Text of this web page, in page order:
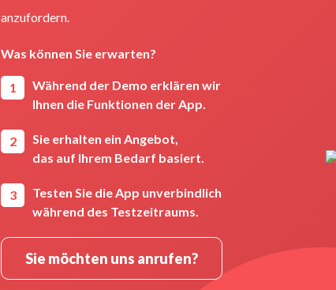
anzufordern.
Was können Sie erwarten?
Während der Demo erklären wir
Ihnen die Funktionen der App.
Sie erhalten ein Angebot,
das auf Ihrem Bedarf basiert.
Testen Sie die App unverbindlich
während des Testzeitraums.
Sie möchten uns anrufen?